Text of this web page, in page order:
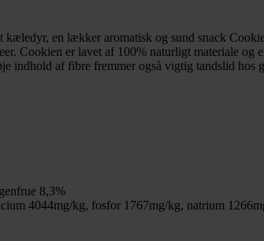
en lækker aromatisk og sund snack
Cookien er lavet af 100% naturligt materiale
indhold af fibre fremmer også vigtig tandslid hos
8,3%
4044mg/kg, fosfor 1767mg/kg, natrium